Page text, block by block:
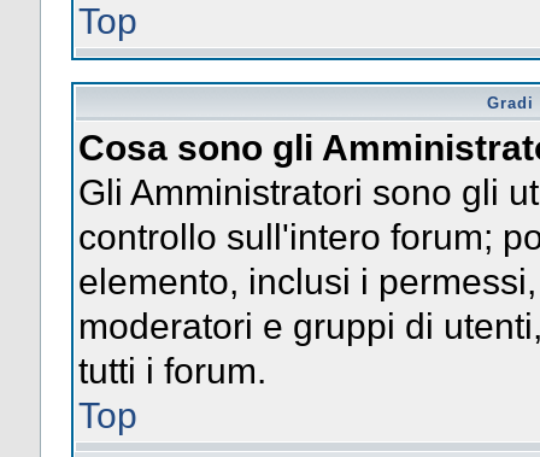
Top
Gradi
Cosa sono gli
Gli Amministratori sono gli
controllo sull'intero forum;
elemento, inclusi i
moderatori e gruppi di
tutti i forum.
Top